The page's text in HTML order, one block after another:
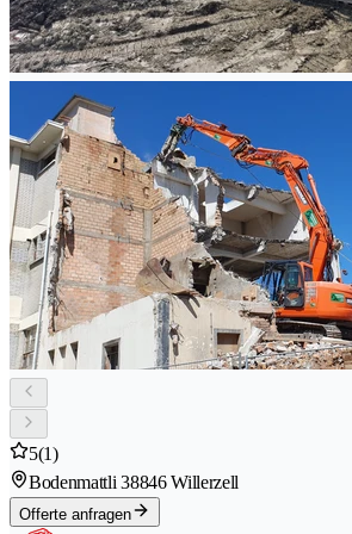
5(1)
Bodenmattli 38846 Willerzell
Offerte anfragen